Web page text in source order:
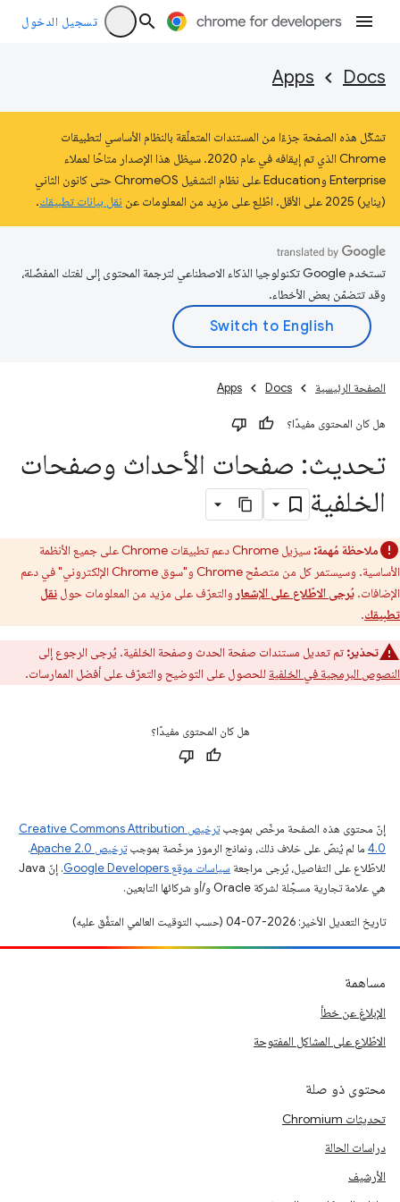
تسجيل الدخول
Docs
Apps
تشكّل هذه الصفحة جزءًا من المستندات المتعلّقة بالنظام الأساسي لتطبيقات
Chrome الذي تم إيقافه في عام 2020. سيظل هذا الإصدار متاحًا لعملاء
Enterprise وEducation على نظام التشغيل ChromeOS حتى كانون الثاني
(يناير) 2025 على الأقل. اطّلِع على مزيد من المعلومات عن
نقل بيانات تطبيقك.
تستخدم Google تكنولوجيا الذكاء الاصطناعي لترجمة المحتوى إلى لغتك المفضّلة،
وقد تتضمّن بعض الأخطاء.
الصفحة الرئيسية Docs
Apps
هل كان المحتوى مفيدًا؟
تحديث: صفحات الأحداث وصفحات
الخلفية
ملاحظة مُهمة:
سيزيل Chrome دعم تطبيقات Chrome على جميع الأنظمة
الأساسية. وسيستمر كل من متصفّح Chrome و"سوق Chrome الإلكتروني" في دعم
الإضافات. يُرجى الاطّلاع على الإشعار والتعرّف على مزيد من المعلومات حول نقل
تطبيقك.
تحذير: تم تعديل مستندات صفحة الحدث وصفحة الخلفية. يُرجى الرجوع إلى
النصوص البرمجية في الخلفية للحصول على التوضيح والتعرّف على أفضل الممارسات.
هل كان المحتوى مفيدًا؟
إنّ محتوى هذه الصفحة مرخّص بموجب
ترخيص Creative Commons Attribution
4.0‏ ما لم يُنصّ على خلاف ذلك، ونماذج الرموز مرخّصة بموجبترخيص Apache 2.0‏
.
للاطّلاع على التفاصيل، يُرجى مراجعة سياسات موقع Google Developers‏
. إنّ Java
هي علامة تجارية مسجَّلة لشركة Oracle و/أو شركائها التابعين.
تاريخ التعديل الأخير: 2026-07-04 (حسب التوقيت العالمي المتفَّق عليه)
مساهمة
الإبلاغ عن خطأ
الاطّلاع على المشاكل المفتوحة
محتوى ذو صلة
تحديثات Chromium
دراسات الحالة
الأرشيف